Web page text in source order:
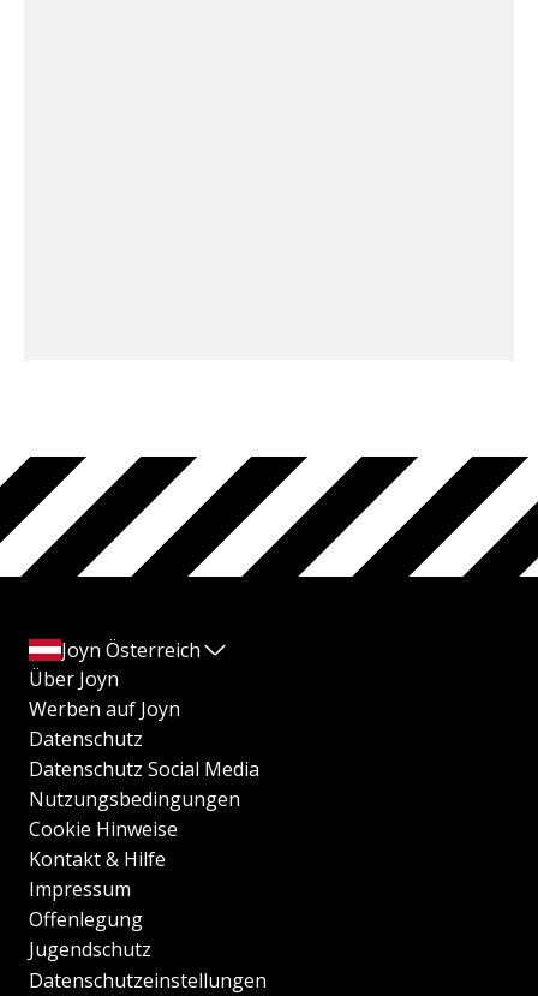
Joyn Österreich
Über Joyn
Werben auf Joyn
Datenschutz
Datenschutz Social Media
Nutzungsbedingungen
Cookie Hinweise
Kontakt & Hilfe
Impressum
Offenlegung
Jugendschutz
Datenschutzeinstellungen